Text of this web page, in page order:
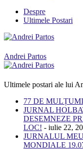
Despre
Ultimele Postari
Andrei Partos
Ultimele postari ale lui
77 DE
JURNAL
DESEMNEZE
LOC! - iulie 22,
JURNALUL
MONDIALE